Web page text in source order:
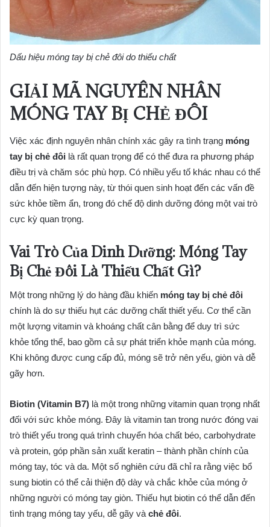
Dấu hiệu móng tay bị chẻ đôi do thiếu chất
GIẢI MÃ NGUYÊN NHÂN
MÓNG TAY BỊ CHẺ ĐÔI
Việc xác định nguyên nhân chính xác gây ra tình trạng móng
tay bị chẻ đôi là rất quan trọng để có thể đưa ra phương pháp
điều trị và chăm sóc phù hợp. Có nhiều yếu tố khác nhau có thể
dẫn đến hiện tượng này, từ thói quen sinh hoạt đến các vấn đề
sức khỏe tiềm ẩn, trong đó chế độ dinh dưỡng đóng một vai trò
cực kỳ quan trọng.
Vai Trò Của Dinh Dưỡng: Móng Tay
Bị Chẻ Đôi Là Thiếu Chất Gì?
Một trong những lý do hàng đầu khiến móng tay bị chẻ đôi
chính là do sự thiếu hụt các dưỡng chất thiết yếu. Cơ thể cần
một lượng vitamin và khoáng chất cân bằng để duy trì sức
khỏe tổng thể, bao gồm cả sự phát triển khỏe mạnh của móng.
Khi không được cung cấp đủ, móng sẽ trở nên yếu, giòn và dễ
gãy hơn.
Biotin (Vitamin B7) là một trong những vitamin quan trọng nhất
đối với sức khỏe móng. Đây là vitamin tan trong nước đóng vai
trò thiết yếu trong quá trình chuyển hóa chất béo, carbohydrate
và protein, góp phần sản xuất keratin – thành phần chính của
móng tay, tóc và da. Một số nghiên cứu đã chỉ ra rằng việc bổ
sung biotin có thể cải thiện độ dày và chắc khỏe của móng ở
những người có móng tay giòn. Thiếu hụt biotin có thể dẫn đến
tình trạng móng tay yếu, dễ gãy và chẻ đôi.